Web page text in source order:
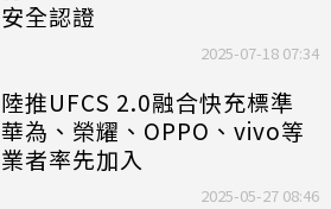
安全認證
2025-07-18 07:34
陸推UFCS 2.0融合快充標準
華為、榮耀、OPPO、vivo等
業者率先加入
2025-05-27 08:46